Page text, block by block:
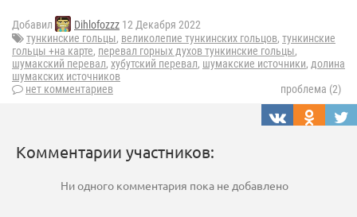
Добавил Dihlofozzz 12 Декабря 2022
тункинские гольцы, великолепие тункинских гольцов, тункинские
гольцы +на карте, перевал горных духов тункинские гольцы,
шумакский перевал, хубутский перевал, шумакские источники, долина
шумакских источников
нет комментариев
проблема (2)
Комментарии участников:
Ни одного комментария пока не добавлено